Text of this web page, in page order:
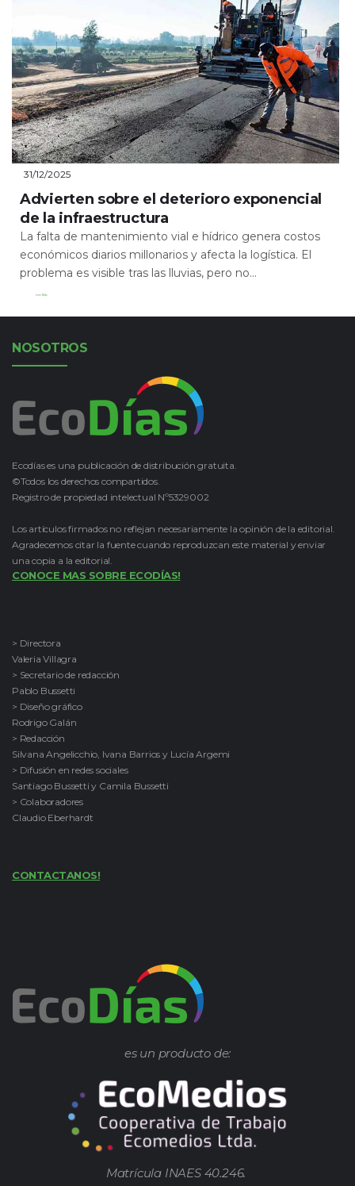
31/12/2025
Advierten sobre el deterioro exponencial
de la infraestructura
La falta de mantenimiento vial e hídrico genera costos
económicos diarios millonarios y afecta la logística. El
problema es visible tras las lluvias, pero no...
Leer Más
NOSOTROS
Ecodías es una publicación de distribución gratuita.
©Todos los derechos compartidos.
Registro de propiedad intelectual Nº5329002
Los artículos firmados no reflejan necesariamente la opinión de la editorial.
Agradecemos citar la fuente cuando reproduzcan este material y enviar
una copia a la editorial.
CONOCE MAS SOBRE ECODÍAS!
> Directora
Valeria Villagra
> Secretario de redacción
Pablo Bussetti
> Diseño gráfico
Rodrigo Galán
> Redacción
Silvana Angelicchio, Ivana Barrios y Lucía Argemi
> Difusión en redes sociales
Santiago Bussetti y Camila Bussetti
> Colaboradores
Claudio Eberhardt
CONTACTANOS!
es un producto de:
Matrícula INAES 40.246.